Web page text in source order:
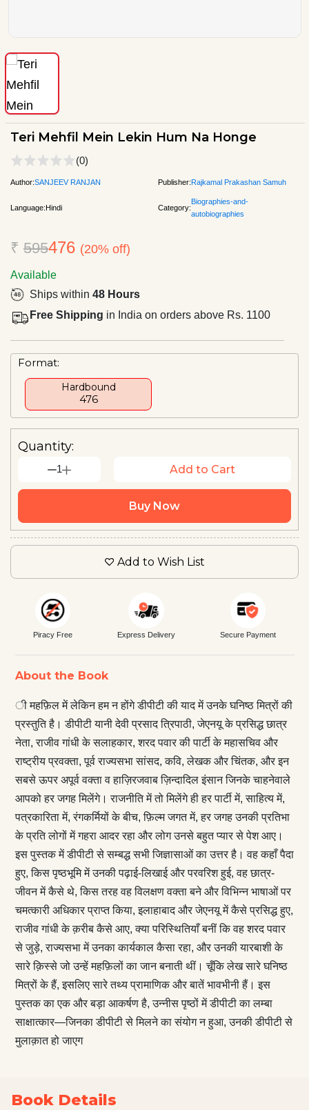
Teri Mehfil Mein Lekin Hum Na Honge
(0)
Author:SANJEEV RANJAN Publisher:Rajkamal Prakashan Samuh
Language:Hindi Category:
Biographies-and-
autobiographies
₹ 595476 (20% off)
Available
Ships within 48 Hours
Free Shipping in India on orders above Rs. 1100
Format:
Hardbound
₹476
Quantity:
1 Add to Cart
Buy Now
Add to Wish List
Piracy Free Express Delivery Secure Payment
About the Book
ी महफ़िल में लेकिन हम न होंगे डीपीटी की याद में उनके घनिष्ठ मित्रों की
प्रस्तुति है। डीपीटी यानी देवी प्रसाद त्रिपाठी, जेएनयू के प्रसिद्ध छात्र
नेता, राजीव गांधी के सलाहकार, शरद पवार की पार्टी के महासचिव और
राष्ट्रीय प्रवक्ता, पूर्व राज्यसभा सांसद, कवि, लेखक और चिंतक, और इन
सबसे ऊपर अपूर्व वक्ता व हाज़िरजवाब ज़िन्दादिल इंसान जिनके चाहनेवाले
आपको हर जगह मिलेंगे। राजनीति में तो मिलेंगे ही हर पार्टी में, साहित्य में,
पत्रकारिता में, रंगकर्मियों के बीच, फ़िल्म जगत में, हर जगह उनकी प्रतिभा
के प्रति लोगों में गहरा आदर रहा और लोग उनसे बहुत प्यार से पेश आए।
इस पुस्तक में डीपीटी से सम्बद्ध सभी जिज्ञासाओं का उत्तर है। वह कहाँ पैदा
हुए, किस पृष्ठभूमि में उनकी पढ़ाई-लिखाई और परवरिश हुई, वह छात्र-
जीवन में कैसे थे, किस तरह वह विलक्षण वक्ता बने और विभिन्न भाषाओं पर
चमत्कारी अधिकार प्राप्त किया, इलाहाबाद और जेएनयू में कैसे प्रसिद्ध हुए,
राजीव गांधी के क़रीब कैसे आए, क्या परिस्थितियाँ बनीं कि वह शरद पवार
से जुड़े, राज्यसभा में उनका कार्यकाल कैसा रहा, और उनकी यारबाशी के
सारे क़िस्से जो उन्हें महफ़िलों का जान बनाती थीं। चूँकि लेख सारे घनिष्ठ
मित्रों के हैं, इसलिए सारे तथ्य प्रामाणिक और बातें भावभीनी हैं। इस
पुस्तक का एक और बड़ा आकर्षण है, उन्नीस पृष्ठों में डीपीटी का लम्बा
साक्षात्कार—जिनका डीपीटी से मिलने का संयोग न हुआ, उनकी डीपीटी से
मुलाक़ात हो जाएग
Book Details